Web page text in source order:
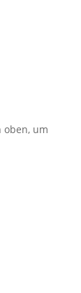
oben, um